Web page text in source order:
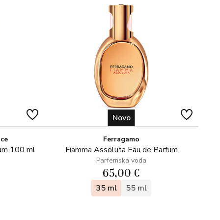
100 ml
Novo
Ferragamo
Fiamma Assoluta Eau de Parfum
Parfemska voda
65,00 €
35 ml 55 ml